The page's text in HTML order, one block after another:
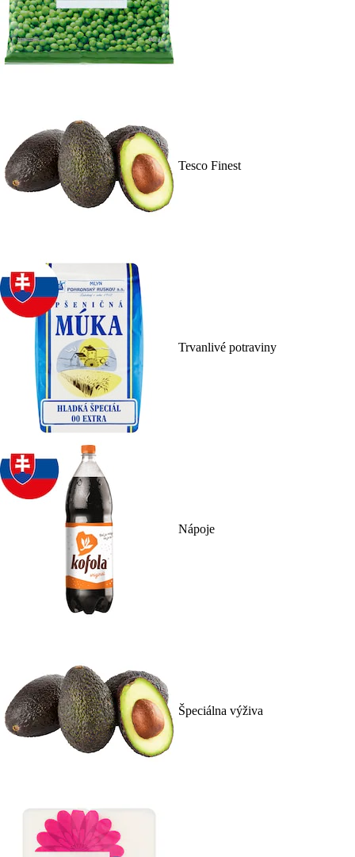
Tesco Finest
Trvanlivé potraviny
Nápoje
Špeciálna výživa